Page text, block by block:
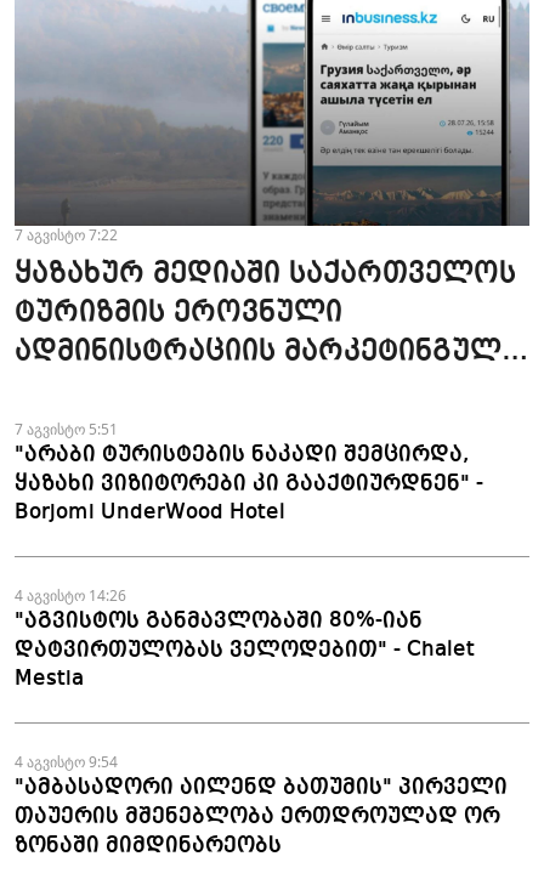
7 აგვისტო 7:22
ყაზახურ მედიაში საქართველოს
ტურიზმის ეროვნული
ადმინისტრაციის მარკეტინგული
მომზადდა
7 აგვისტო 5:51
"არაბი ტურისტების ნაკადი შემცირდა,
ყაზახი ვიზიტორები კი გააქტიურდნენ" -
Borjomi UnderWood Hotel
4 აგვისტო 14:26
"აგვისტოს განმავლობაში 80%-იან
დატვირთულობას ველოდებით" - Chalet
Mestia
4 აგვისტო 9:54
"ამბასადორი აილენდ ბათუმის" პირველი
თაუერის მშენებლობა ერთდროულად ორ
ზონაში მიმდინარეობს